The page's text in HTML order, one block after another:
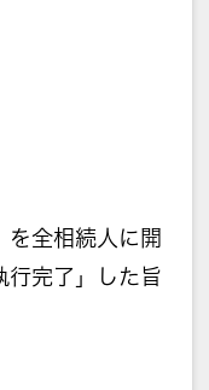
を全相続人に開
行完了」した旨